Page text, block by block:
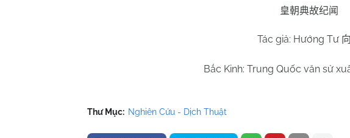
皇朝典故纪闻
Tác giả: Hướng Tư
Bắc Kinh: Trung Quốc văn sử
Thư Mục: Nghiên Cứu - Dịch Thuật